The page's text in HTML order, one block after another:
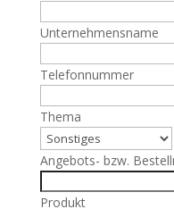
Unternehmensname
Telefonnummer
Thema
Angebots- bzw.
Produkt